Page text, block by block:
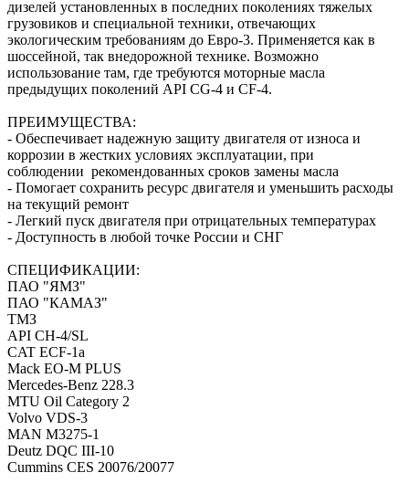
дизелей установленных в последних поколениях тяжелых
грузовиков и специальной техники, отвечающих
экологическим требованиям до Евро-3. Применяется как в
шоссейной, так внедорожной технике. Возможно
использование там, где требуются моторные масла
предыдущих поколений API CG-4 и CF-4.
ПРЕИМУЩЕСТВА:
- Обеспечивает надежную защиту двигателя от износа и
коррозии в жестких условиях эксплуатации, при
соблюдении рекомендованных сроков замены масла
- Помогает сохранить ресурс двигателя и уменьшить расходы
на текущий ремонт
- Легкий пуск двигателя при отрицательных температурах
- Доступность в любой точке России и СНГ
СПЕЦИФИКАЦИИ:
ПАО "ЯМЗ"
ПАО "КАМАЗ"
ТМЗ
API CH-4/SL
CAT ECF-1a
Mack EO-M PLUS
Mercedes-Benz 228.3
MTU Oil Category 2
Volvo VDS-3
MAN M3275-1
Deutz DQC III-10
Cummins CES 20076/20077